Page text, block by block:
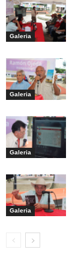
Galeria
Galeria
Galeria
Galeria